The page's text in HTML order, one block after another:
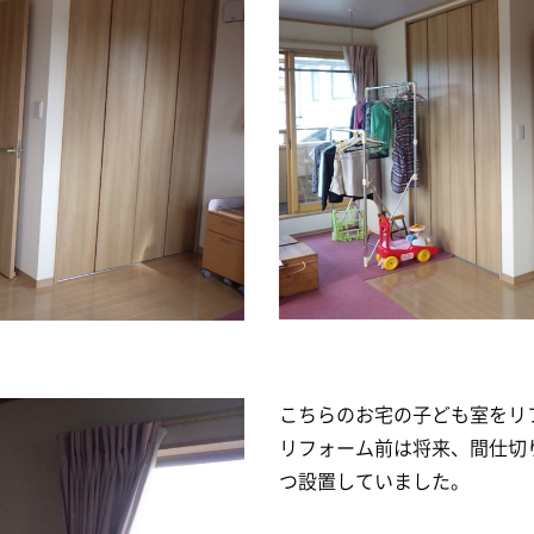
こちらのお宅の子ども室を
リフォーム前は将来、間仕
つ設置していました。